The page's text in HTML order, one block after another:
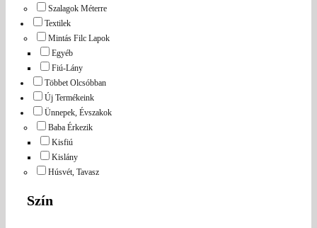
Szalagok Méterre
Textilek
Mintás Filc Lapok
Egyéb
Fiú-Lány
Többet Olcsóbban
Új Termékeink
Ünnepek, Évszakok
Baba Érkezik
Kisfiú
Kislány
Húsvét, Tavasz
Szín